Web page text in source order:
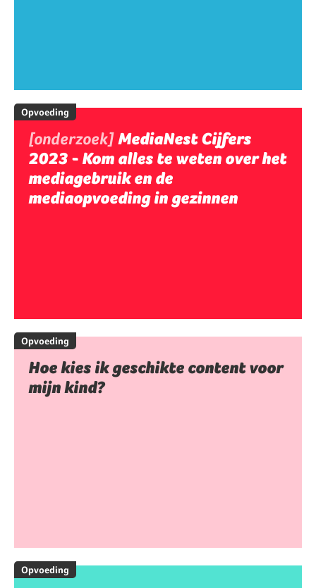
Opvoeding
[onderzoek]MediaNest Cijfers
2023 - Kom alles te weten over het
mediagebruik en de
mediaopvoeding in gezinnen
Opvoeding
Hoe kies ik geschikte content voor
mijn kind?
Opvoeding